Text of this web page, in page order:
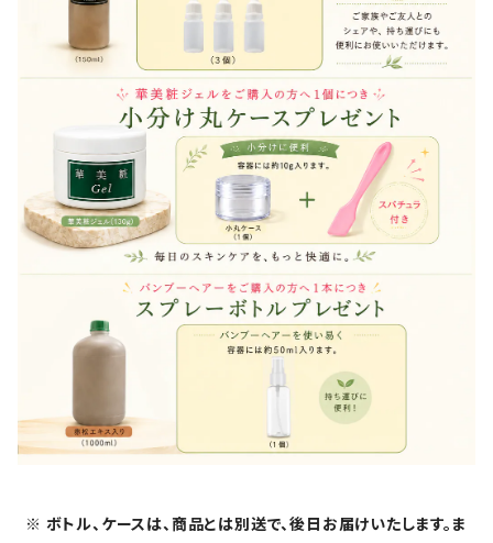
※ ボトル、ケースは、商品とは別送で、後日お届けいたします。ま